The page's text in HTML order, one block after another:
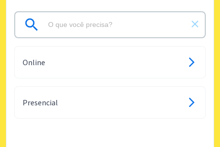
Online
Presencial